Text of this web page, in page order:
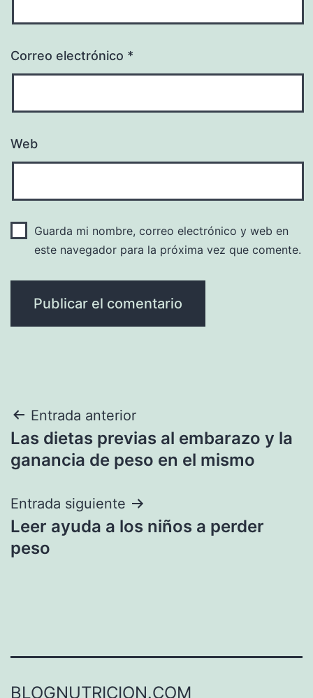
Correo electrónico *
Web
Guarda mi nombre, correo electrónico y web en
este navegador para la próxima vez que comente.
Navegación
de
Entrada anterior
Las dietas previas al embarazo y la
ganancia de peso en el mismo
Entrada siguiente
Leer ayuda a los niños a perder
peso
BLOGNUTRICION.COM